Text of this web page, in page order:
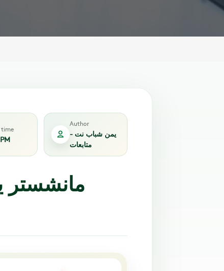
time
Author
يمن شباب نت -
متابعات
مانشستر